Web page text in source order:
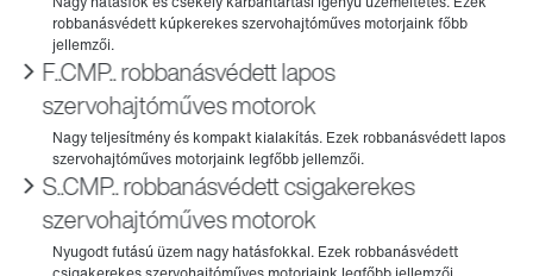
F..CMP.. robbanásvédett lapos
szervohajtóműves motorok
S..CMP.. robbanásvédett csigakerekes
szervohajtóműves motorok